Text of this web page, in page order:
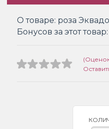
О товаре: роза
Бонусов за этот товар: